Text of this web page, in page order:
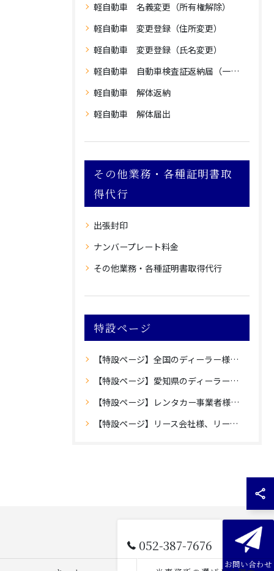
軽自動車 名義変更（所有権解除）
軽自動車 変更登録（住所変更）
軽自動車 変更登録（氏名変更）
軽自動車 自動車検査証返納届（一時使用中止）
軽自動車 解体返納
軽自動車 解体届出
その他業務・各種証明書取
得代行
出張封印
ナンバープレート料金
その他業務・各種証明書取得代行
特設ページ
【特設ページ】全国のディーラー様向け愛知県内登録のご案内
【特設ページ】愛知県のディーラー様向け愛知県外登録のご案内
【特設ページ】レンタカー事業者様向け愛知県内登録のご案内
【特設ページ】リース会社様、リース車保有法人様向け自動車登録のご案内
052-387-7676
お問い合わせ